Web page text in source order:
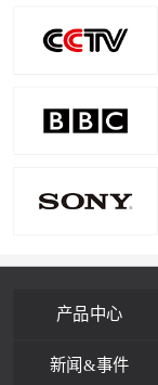
产品中心
新闻&事件